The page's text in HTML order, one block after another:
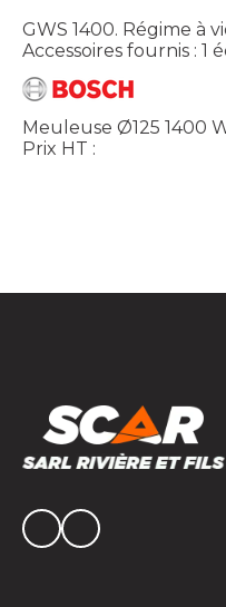
GWS 1400. Régime à
Accessoires fournis : 1
Meuleuse Ø125 1400
Prix HT :